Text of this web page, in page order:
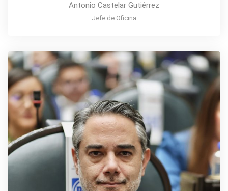
Antonio Castelar Gutiérrez
Jefe de Oficina